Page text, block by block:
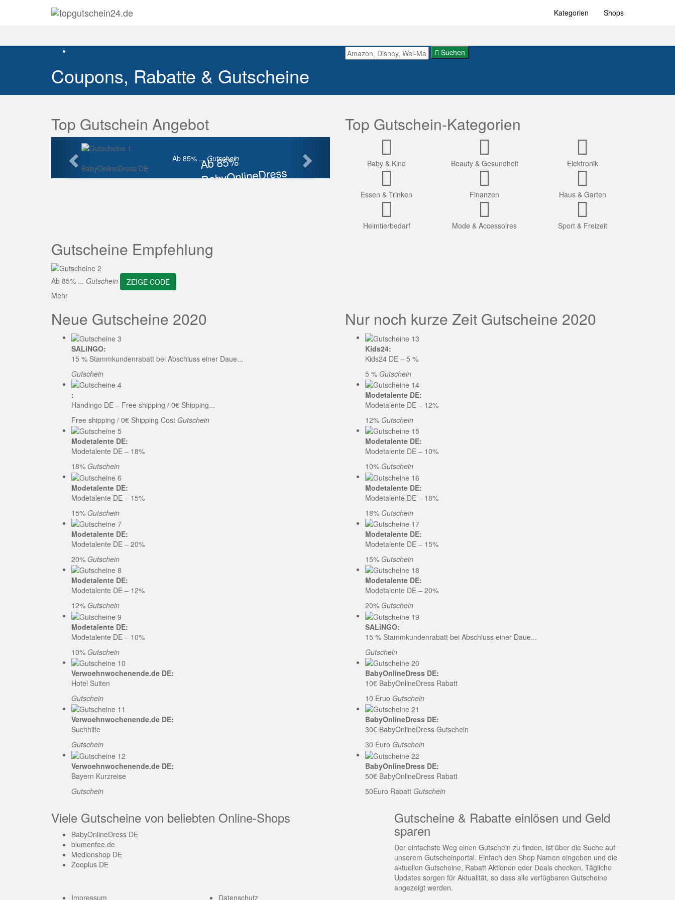
Kategorien Shops
Coupons, Rabatte & Gutscheine
Suchen
Top Gutschein Angebot
Ab 85%
BabyOnlineDress
Ab 85% ... Gutschein
BabyOnlineDress DE
Vorherige
Top Gutschein-Kategorien
Baby & Kind Beauty & Gesundheit Elektronik
Essen & Trinken Finanzen Haus & Garten
Heimtierbedarf Mode & Accessoires Sport & Freizeit
Gutscheine Empfehlung
Ab 85% ... Gutschein
ZEIGE CODE
Mehr
Neue Gutscheine 2020
SALiNGO:
15 % Stammkundenrabatt bei Abschluss einer Daue...
Gutschein
:
Handingo DE – Free shipping / 0€ Shipping...
Free shipping / 0€ Shipping Cost Gutschein
Modetalente DE:
Modetalente DE – 18%
18% Gutschein
Modetalente DE:
Modetalente DE – 15%
15% Gutschein
Modetalente DE:
Modetalente DE – 20%
20% Gutschein
Modetalente DE:
Modetalente DE – 12%
12% Gutschein
Modetalente DE:
Modetalente DE – 10%
10% Gutschein
Verwoehnwochenende.de DE:
Hotel Suiten
Gutschein
Verwoehnwochenende.de DE:
Suchhilfe
Gutschein
Verwoehnwochenende.de DE:
Bayern Kurzreise
Gutschein
Nur noch kurze Zeit Gutscheine 2020
Kids24:
Kids24 DE – 5 %
5 % Gutschein
Modetalente DE:
Modetalente DE – 12%
12% Gutschein
Modetalente DE:
Modetalente DE – 10%
10% Gutschein
Modetalente DE:
Modetalente DE – 18%
18% Gutschein
Modetalente DE:
Modetalente DE – 15%
15% Gutschein
Modetalente DE:
Modetalente DE – 20%
20% Gutschein
SALiNGO:
15 % Stammkundenrabatt bei Abschluss einer Daue...
Gutschein
BabyOnlineDress DE:
10€ BabyOnlineDress Rabatt
10 Eruo Gutschein
BabyOnlineDress DE:
30€ BabyOnlineDress Gutschein
30 Euro Gutschein
BabyOnlineDress DE:
50€ BabyOnlineDress Rabatt
50Euro Rabatt Gutschein
Viele Gutscheine von beliebten Online-Shops
BabyOnlineDress DE
blumenfee.de
Medionshop DE
Zooplus DE
Gutscheine & Rabatte einlösen und Geld
sparen
Der einfachste Weg einen Gutschein zu finden, ist über die Suche auf
unserem Gutscheinportal. Einfach den Shop Namen eingeben und die
aktuellen Gutscheine, Rabatt Aktionen oder Deals checken. Tägliche
Updates sorgen für Aktualität, so dass alle verfügbaren Gutscheine
angezeigt werden.
Impressum
Datenschutz